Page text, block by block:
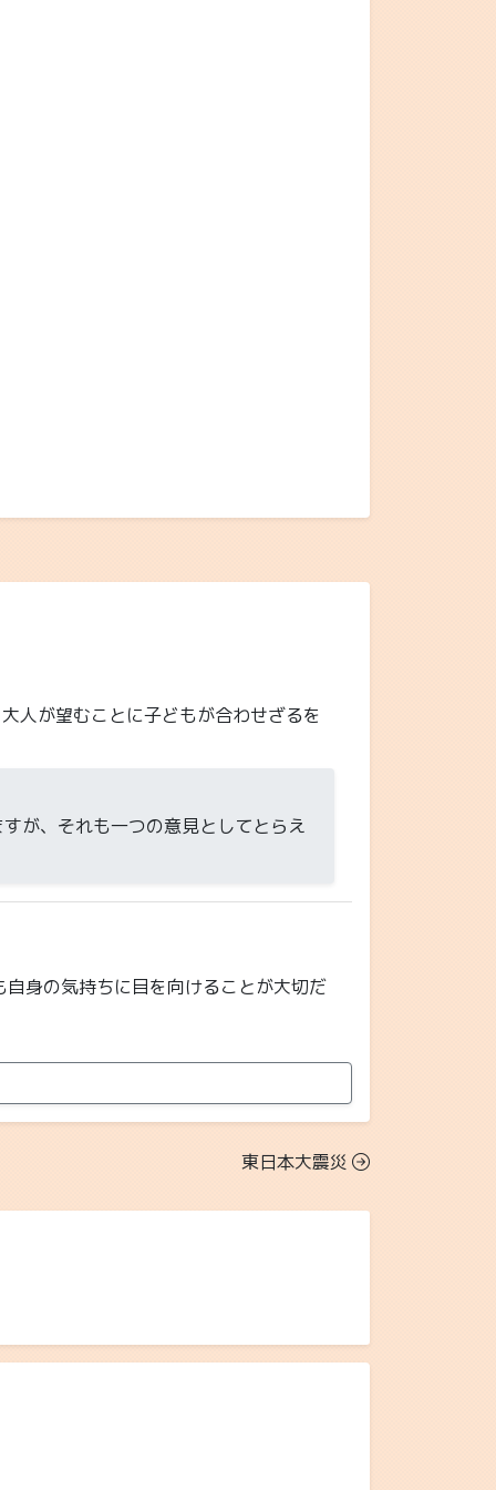
人が望むことに子どもが合わせざるを
が、それも一つの意見としてとらえ
身の気持ちに目を向けることが大切だ
東日本大震災